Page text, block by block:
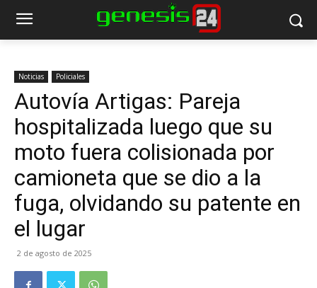
Noticias Policiales
Autovía Artigas: Pareja
hospitalizada luego que su
moto fuera colisionada por
camioneta que se dio a la
fuga, olvidando su patente en
el lugar
2 de agosto de 2025